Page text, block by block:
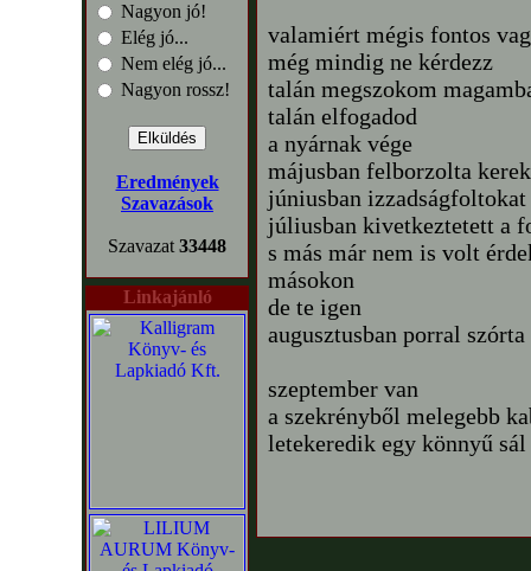
Nagyon jó!
Elég jó...
Nem elég jó...
Nagyon rossz!
Eredmények
Szavazások
Szavazat 33448
Linkajánló
valamiért mégis fontos
még mindig ne kérdezz
talán megszokom
talán elfogadod
a nyárnak vége
májusban felborzolta
júniusban
júliusban kivetkeztetett a
s más már nem is volt
másokon
de te igen
augusztusban porral
szeptember van
a szekrényből melegebb
letekeredik egy könnyű sál